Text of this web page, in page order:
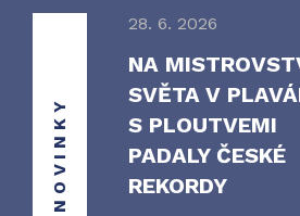
NOVINKY
28. 6. 2026
NA
SVĚTA V
S PLOUTVEMI
PADALY ČESKÉ
REKORDY